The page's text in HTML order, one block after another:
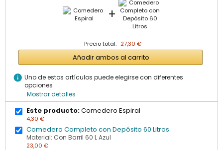
+
Precio total: 27,30 €
Añadir ambos al carrito
info Uno de estos artículos puede elegirse con diferentes
opciones
Mostrar detalles
Este producto:Comedero Espiral
4,30 €
Comedero Completo con Depósito 60 Litros
Material: Con Barril 60 L Azul
23,00 €